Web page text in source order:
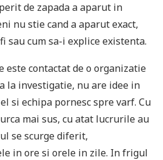
de zapada a aparut in
nu stie cand a aparut exact,
sau cum sa-i explice existenta.
este contactat de o organizatie
la investigatie, nu are idee in
si echipa pornesc spre varf. Cu
mai sus, cu atat lucrurile au
se scurge diferit,
in ore si orele in zile. In frigul